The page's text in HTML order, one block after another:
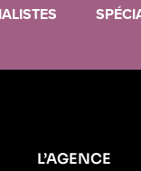
L’AGENCE